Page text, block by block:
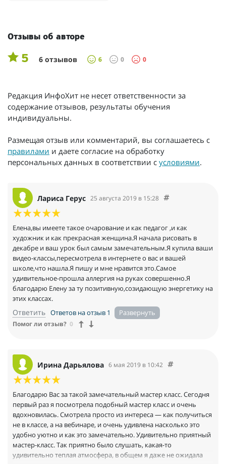
Отзывы об авторе
5 6 отзывов 6 0 0
Редакция ИнфоХит не несет ответственности за
содержание отзывов, результаты обучения
индивидуальны.
Размещая отзыв или комментарий, вы соглашаетесь с
правилами и даете согласие на обработку
персональных данных в соответствии с условиями.
Лариса Герус 25 августа 2019 в 15:28
Елена,вы имеете такое очарование и как педагог ,и как
художник и как прекрасная женщина.Я начала рисовать в
декабре и ваш урок был самым замечательным.Я купила ваши
видео-классы,пересмотрела в интернете о вас и вашей
школе,что нашла.Я пишу и мне нравится это.Самое
удивительное-прошла аллергия на руках совершенно.Я
благодарю Елену за ту позитивную,созидающую энергетику на
этих классах.
Ответить Ответов на отзыв 1
Помог ли отзыв? 0
Ирина Дарьялова 6 мая 2019 в 10:42
Благодарю Вас за такой замечательный мастер класс. Сегодня
первый раз я посмотрела подобный мастер класс и очень
вдохновилась. Смотрела просто из интереса — как получиться
не в классе, а на вебинаре, и очень удивлена насколько это
удобно уютно и как это замечательно. Удивительно приятный
мастер-класс. Так приятно было слушать, какая-то
удивительно теплая атмосфера, в общем я даже не ожидала